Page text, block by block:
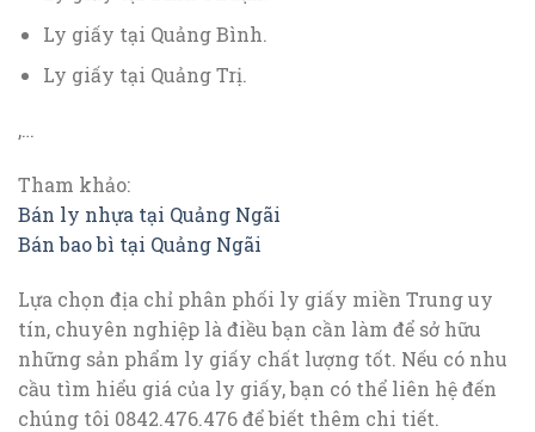
Ly giấy tại Quảng Bình.
Ly giấy tại Quảng Trị.
,…
Tham khảo:
Bán ly nhựa tại Quảng Ngãi
Bán bao bì tại Quảng Ngãi
Lựa chọn địa chỉ phân phối ly giấy miền Trung uy
tín, chuyên nghiệp là điều bạn cần làm để sở hữu
những sản phẩm ly giấy chất lượng tốt. Nếu có nhu
cầu tìm hiểu giá của ly giấy, bạn có thể liên hệ đến
chúng tôi 0842.476.476 để biết thêm chi tiết.